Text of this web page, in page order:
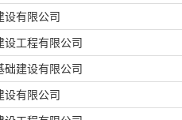
设有限公司
设工程有限公司
础建设有限公司
设有限公司